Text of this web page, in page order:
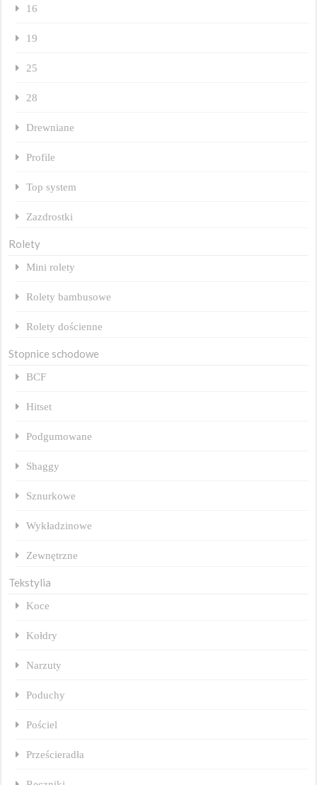
16
19
25
28
Drewniane
Profile
Top system
Zazdrostki
Rolety
Mini rolety
Rolety bambusowe
Rolety dościenne
Stopnice schodowe
BCF
Hitset
Podgumowane
Shaggy
Sznurkowe
Wykładzinowe
Zewnętrzne
Tekstylia
Koce
Kołdry
Narzuty
Poduchy
Pościel
Prześcieradła